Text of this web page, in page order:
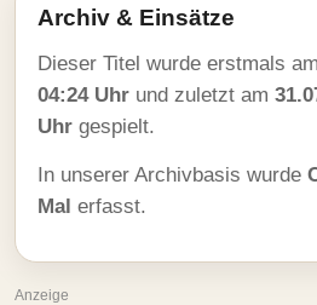
Archiv & Einsätze
Dieser Titel wurde erstmals am
04:24 Uhr und zuletzt am
Uhr gespielt.
In unserer Archivbasis wurde
Mal erfasst.
Anzeige